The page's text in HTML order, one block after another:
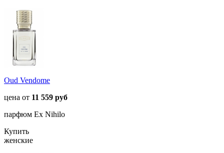
Oud Vendome
цена от 11 559 руб
парфюм Ex Nihilo
Купить
женские